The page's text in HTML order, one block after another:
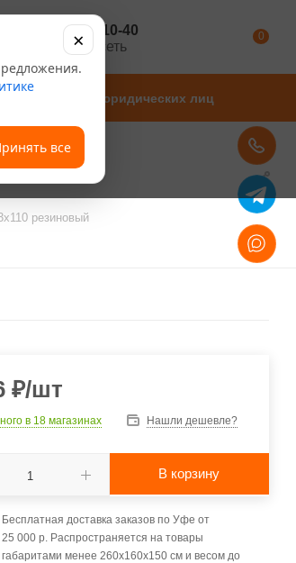
+7 347 246-10-40
розничная сеть
0
Для юридических лиц
резиновый
₽/шт
в 18 магазинах Нашли дешевле?
В корзину
Бесплатная доставка заказов по Уфе от
25 000 р. Распространяется на товары
габаритами менее 260x160x150 см и весом до
все
×